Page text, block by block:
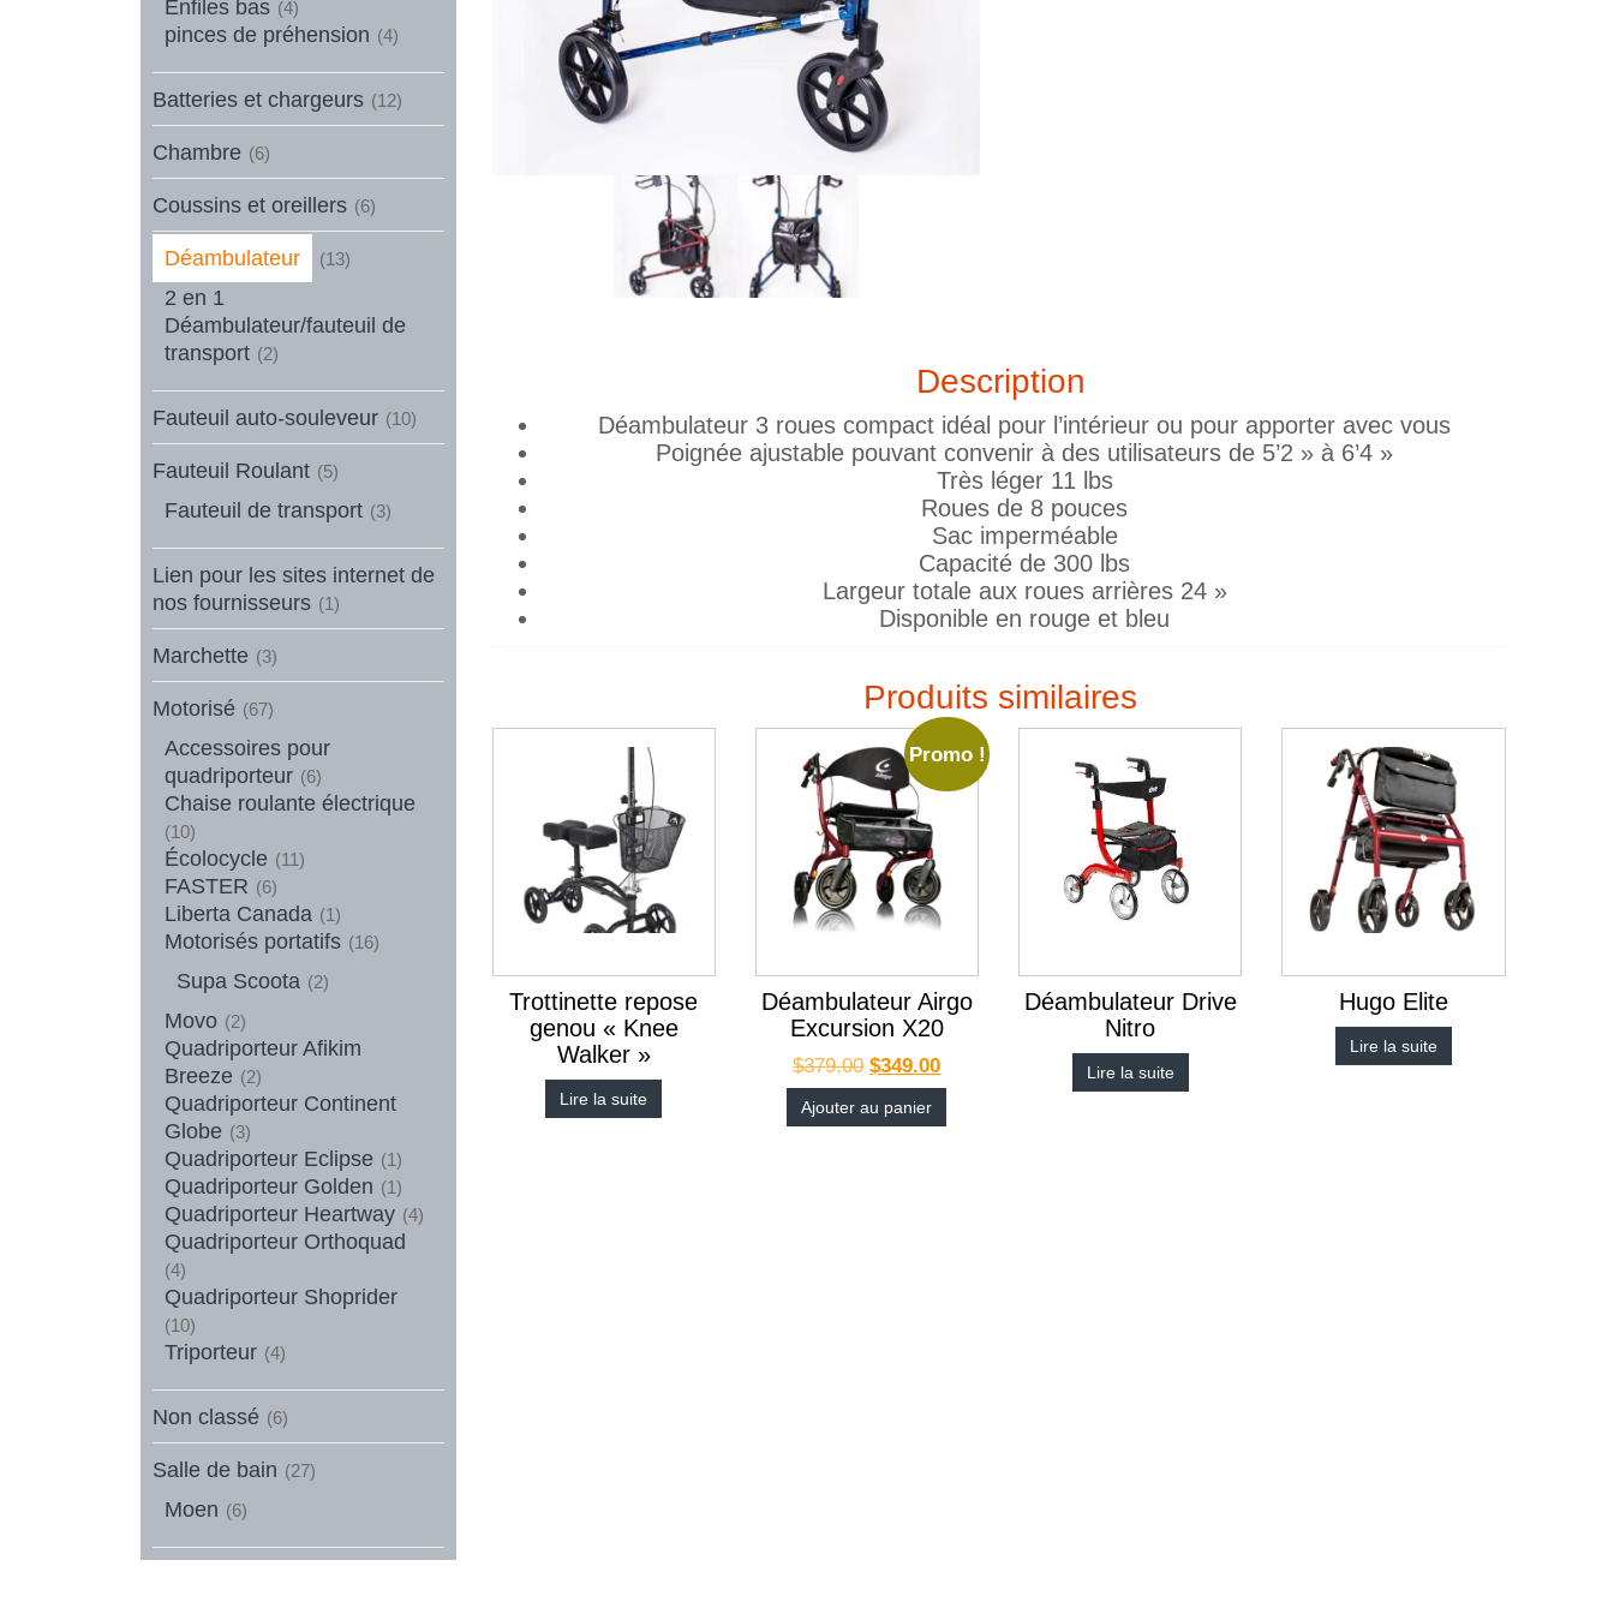
Enfiles bas (4)
pinces de préhension (4)
Batteries et chargeurs (12)
Chambre (6)
Coussins et oreillers (6)
Déambulateur (13)
2 en 1
Déambulateur/fauteuil de
transport (2)
Fauteuil auto-souleveur (10)
Fauteuil Roulant (5)
Fauteuil de transport (3)
Lien pour les sites internet de
nos fournisseurs (1)
Marchette (3)
Motorisé (67)
Accessoires pour
quadriporteur (6)
Chaise roulante électrique
(10)
Écolocycle (11)
FASTER (6)
Liberta Canada (1)
Motorisés portatifs (16)
Supa Scoota (2)
Movo (2)
Quadriporteur Afikim
Breeze (2)
Quadriporteur Continent
Globe (3)
Quadriporteur Eclipse (1)
Quadriporteur Golden (1)
Quadriporteur Heartway (4)
Quadriporteur Orthoquad
(4)
Quadriporteur Shoprider
(10)
Triporteur (4)
Non classé (6)
Salle de bain (27)
Moen (6)
Description
Déambulateur 3 roues compact idéal pour l’intérieur ou pour apporter avec vous
Poignée ajustable pouvant convenir à des utilisateurs de 5’2 » à 6’4 »
Très léger 11 lbs
Roues de 8 pouces
Sac imperméable
Capacité de 300 lbs
Largeur totale aux roues arrières 24 »
Disponible en rouge et bleu
Produits similaires
Trottinette repose
genou « Knee
Walker »
Lire la suite
Promo !
Déambulateur Airgo
Excursion X20
$379.00 $349.00
Ajouter au panier
Déambulateur Drive
Nitro
Lire la suite
Hugo Elite
Lire la suite